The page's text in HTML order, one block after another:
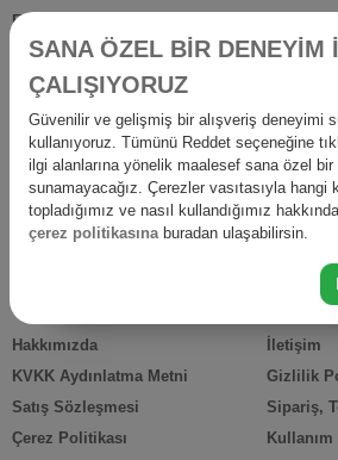
Ev Dışı Tüketim
Kişisel Bakım
Anne Bebek
İş Yerine Özel
Oto-Yapı-Bahçe
Hediyelik Ürünler
Diğer Ürünler
İsraf
Hakkımızda
KVKK Aydınlatma Metni
Satış Sözleşmesi
Çerez Politikası
İletişim
Gizlilik
Sipariş,
SANA ÖZEL BİR DENEYİM
ÇALIŞIYORUZ
Güvenilir ve gelişmiş bir alışveriş deneyimi
kullanıyoruz. Tümünü Reddet seçeneğine
ilgi alanlarına yönelik maalesef sana özel bir
sunamayacağız. Çerezler vasıtasıyla hangi
topladığımız ve nasıl kullandığımız
çerez politikasınaburadan ulaşabilirsin.